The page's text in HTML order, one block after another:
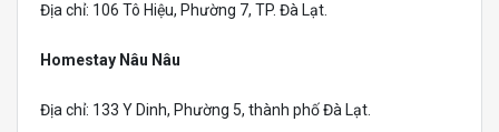
Địa chỉ: 106 Tô Hiệu, Phường 7, TP. Đà Lạt.
Homestay Nâu Nâu
Địa chỉ: 133 Y Dinh, Phường 5, thành phố Đà Lạt.